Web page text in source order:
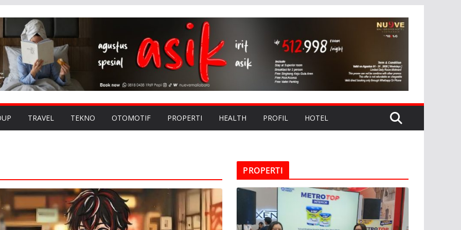
TRAVEL TEKNO OTOMOTIF PROPERTI HEALTH PROFIL HOTEL
PROPERTI